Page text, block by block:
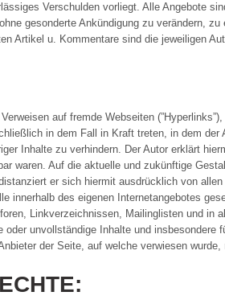
Verschulden vorliegt. Alle Angebote
gesonderte Ankündigung zu verändern,
Artikel u. Kommentare sind die jeweiligen
auf fremde Webseiten
in dem Fall in Kraft treten, in dem
Inhalte zu verhindern. Der Autor erklärt
waren. Auf die aktuelle und zukünftige
er sich hiermit ausdrücklich von
innerhalb des eigenen Internetangebotes
Linkverzeichnissen, Mailinglisten und in
oder unvollständige Inhalte und
der Seite, auf welche verwiesen